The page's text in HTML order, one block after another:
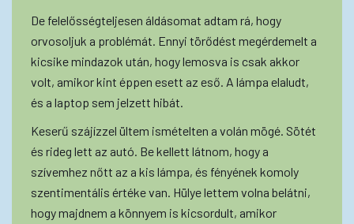
De felelősségteljesen áldásomat adtam rá, hogy
orvosoljuk a problémát. Ennyi törődést megérdemelt a
kicsike mindazok után, hogy lemosva is csak akkor
volt, amikor kint éppen esett az eső. A lámpa elaludt,
és a laptop sem jelzett hibát.
Keserű szájízzel ültem ismételten a volán mögé. Sötét
és rideg lett az autó. Be kellett látnom, hogy a
szívemhez nőtt az a kis lámpa, és fényének komoly
szentimentális értéke van. Hülye lettem volna belátni,
hogy majdnem a könnyem is kicsordult, amikor